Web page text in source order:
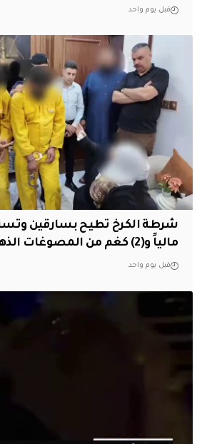
قبل يوم واحد
شرطة الكرخ تطيح بسارقين
مالياً و(2) كغم من المصوغات الذهبية
قبل يوم واحد